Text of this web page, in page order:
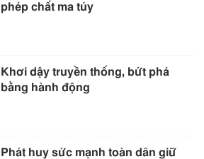
phép chất ma túy
Khơi dậy truyền thống, bứt phá
bằng hành động
Phát huy sức mạnh toàn dân giữ